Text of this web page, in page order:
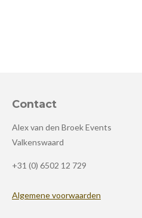
Contact
Alex van den Broek Events
Valkenswaard
+31 (0) 6502 12 729
Algemene voorwaarden